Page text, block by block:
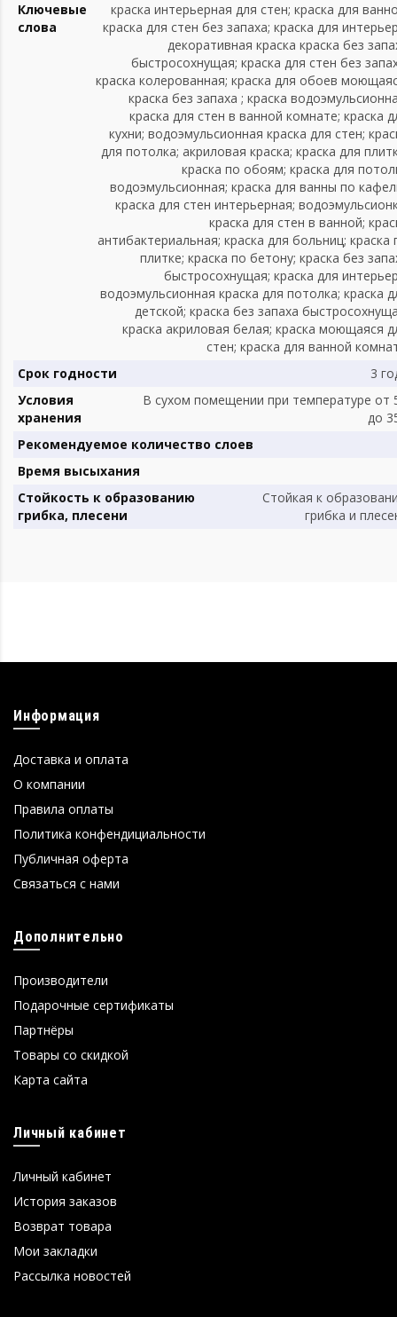
Ключевые
слова
краска интерьерная для стен; краска для
краска для стен без запаха; краска для
декоративная краска краска без
быстросохнущая; краска для стен без
краска колерованная; краска для обоев
краска без запаха ; краска
краска для стен в ванной комнате; краска
кухни; водоэмульсионная краска для стен;
для потолка; акриловая краска; краска для
краска по обоям; краска для
водоэмульсионная; краска для ванны по
краска для стен интерьерная;
краска для стен в ванной;
антибактериальная; краска для больниц; краска
плитке; краска по бетону; краска без
быстросохнущая; краска для
водоэмульсионная краска для потолка; краска
детской; краска без запаха
краска акриловая белая; краска моющаяся
стен; краска для ванной
Срок годности
3
Условия
хранения
В сухом помещении при температуре от
до
Рекомендуемое количество слоев
Время высыхания
Стойкость к образованию
грибка, плесени
Стойкая к
грибка и
Информация
Доставка и оплата
О компании
Правила оплаты
Политика конфендициальности
Публичная оферта
Связаться с нами
Дополнительно
Производители
Подарочные сертификаты
Партнёры
Товары со скидкой
Карта сайта
Личный кабинет
Личный кабинет
История заказов
Возврат товара
Мои закладки
Рассылка новостей